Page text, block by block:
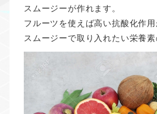
スムージーが作れます。
フルーツを使えば高い抗酸化作用
スムージーで取り入れたい栄養素